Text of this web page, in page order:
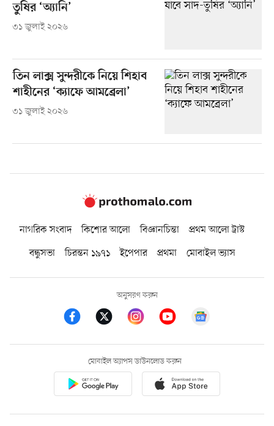
তুষির ‘অ্যানি’
৩১ জুলাই ২০২৬
তিন লাক্স সুন্দরীকে নিয়ে শিহাব
শাহীনের ‘ক্যাফে আমব্রেলা’
৩১ জুলাই ২০২৬
নাগরিক সংবাদ কিশোর আলো বিজ্ঞানচিন্তা
প্রথম আলো ট্রাস্ট
বন্ধুসভা
চিরন্তন ১৯৭১ ইপেপার প্রথমা মোবাইল ভ্যাস
অনুসরণ করুন
মোবাইল অ্যাপস ডাউনলোড করুন